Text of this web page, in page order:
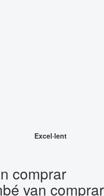
Excel·lent
comprar
van comprar